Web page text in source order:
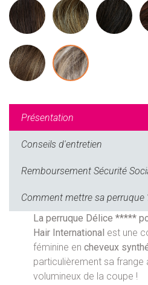
Présentation
Conseils d'entretien
Remboursement Sécurité
Comment mettre sa perruque
La perruque Délice *****
Hair International est une
féminine en cheveux
particulièrement sa
volumineux de la coupe !